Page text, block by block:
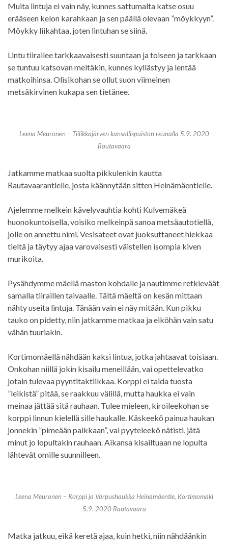
Muita lintuja ei vain näy, kunnes sattumalta katse osuu
erääseen kelon karahkaan ja sen päällä olevaan ”möykkyyn”.
Möykky liikahtaa, joten lintuhan se siinä.
Lintu tiirailee tarkkaavaisesti suuntaan ja toiseen ja tarkkaan
se tuntuu katsovan meitäkin, kunnes kyllästyy ja lentää
matkoihinsa. Olisikohan se ollut suon viimeinen
metsäkirvinen kukapa sen tietänee.
Leena Meuronen – Tiilikkajärven kansallispuiston reunalla 5.9. 2020
Rautavaara
Jatkamme matkaa suolta pikkulenkin kautta
Rautavaarantielle, josta käännytään sitten Heinämäentielle.
Ajelemme melkein kävelyvauhtia kohti Kulvemäkeä
huonokuntoisella, voisiko melkeinpä sanoa metsäautotiellä,
jolle on annettu nimi. Vesisateet ovat juoksuttaneet hiekkaa
tieltä ja täytyy ajaa varovaisesti väistellen isompia kiven
murikoita.
Pysähdymme mäellä maston kohdalle ja nautimme retkieväät
samalla tiiraillen taivaalle. Tältä mäeltä on kesän mittaan
nähty useita lintuja. Tänään vain ei näy mitään. Kun pikku
tauko on pidetty, niin jatkamme matkaa ja eiköhän vain satu
vähän tuuriakin.
Kortimomäellä nähdään kaksi lintua, jotka jahtaavat toisiaan.
Onkohan niillä jokin kisailu meneillään, vai opettelevatko
jotain tulevaa pyyntitaktiikkaa. Korppi ei taida tuosta
”leikistä” pitää, se raakkuu välillä, mutta haukka ei vain
meinaa jättää sitä rauhaan. Tulee mieleen, kiroileekohan se
korppi linnun kielellä sille haukalle. Käskeekö painua haukan
jonnekin ”pimeään paikkaan”, vai pyyteleekö nätisti, jätä
minut jo lopultakin rauhaan. Aikansa kisailtuaan ne lopulta
lähtevät omille suunnilleen.
Leena Meuronen – Korppi ja Varpushaukka Heinämäentie, Kortimomäki
5.9. 2020 Rautavaara
Matka jatkuu, eikä keretä ajaa, kuin hetki, niin nähdäänkin